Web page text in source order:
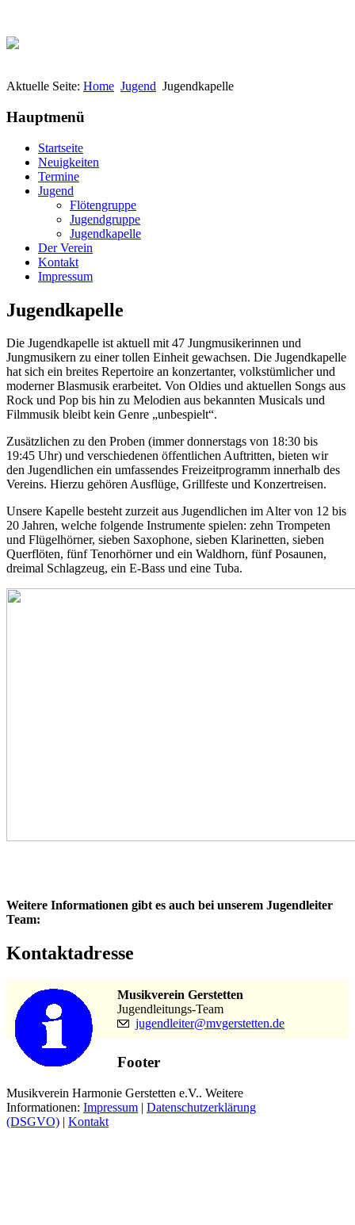
Aktuelle Seite: Home Jugend Jugendkapelle
Hauptmenü
Startseite
Neuigkeiten
Termine
Jugend
Flötengruppe
Jugendgruppe
Jugendkapelle
Der Verein
Kontakt
Impressum
Jugendkapelle
Die Jugendkapelle ist aktuell mit 47 Jungmusikerinnen und
Jungmusikern zu einer tollen Einheit gewachsen. Die Jugendkapelle
hat sich ein breites Repertoire an konzertanter, volkstümlicher und
moderner Blasmusik erarbeitet. Von Oldies und aktuellen Songs aus
Rock und Pop bis hin zu Melodien aus bekannten Musicals und
Filmmusik bleibt kein Genre „unbespielt“.
Zusätzlichen zu den Proben (immer donnerstags von 18:30 bis
19:45 Uhr) und verschiedenen öffentlichen Auftritten, bieten wir
den Jugendlichen ein umfassendes Freizeitprogramm innerhalb des
Vereins. Hierzu gehören Ausflüge, Grillfeste und Konzertreisen.
Unsere Kapelle besteht zurzeit aus Jugendlichen im Alter von 12 bis
20 Jahren, welche folgende Instrumente spielen: zehn Trompeten
und Flügelhörner, sieben Saxophone, sieben Klarinetten, sieben
Querflöten, fünf Tenorhörner und ein Waldhorn, fünf Posaunen,
dreimal Schlagzeug, ein E-Bass und eine Tuba.
Weitere Informationen gibt es auch bei unserem Jugendleiter
Team:
Kontaktadresse
Musikverein Gerstetten
Jugendleitungs-Team
jugendleiter@mvgerstetten.de
Footer
Musikverein Harmonie Gerstetten e.V.. Weitere
Informationen: Impressum | Datenschutzerklärung
(DSGVO) | Kontakt